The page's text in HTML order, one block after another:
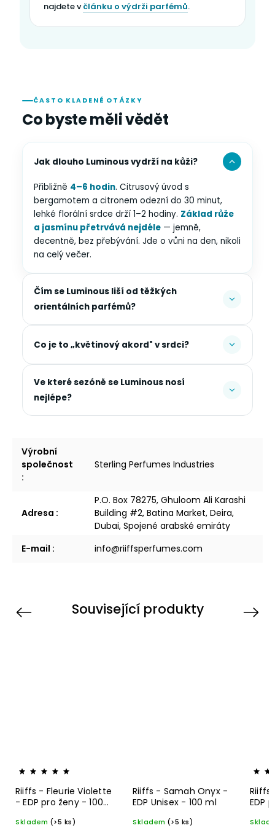
najdete včlánku o výdrži parfémů.
ČASTO KLADENÉ OTÁZKY
Co byste měli vědět
Jak dlouho Luminous vydrží na kůži?
Přibližně 4–6 hodin. Citrusový úvod s
bergamotem a citronem odezní do 30 minut,
lehké florální srdce drží 1–2 hodiny. Základ růže
a jasmínu přetrvává nejdéle — jemně,
decentně, bez přebývání. Jde o vůni na den, nikoli
na celý večer.
Čím se Luminous liší od těžkých
orientálních parfémů?
Co je to „květinový akord" v srdci?
Ve které sezóně se Luminous nosí
nejlépe?
Výrobní
společnost
:
Sterling Perfumes Industries
Adresa :
P.O. Box 78275, Ghuloom Ali Karashi
Building #2, Batina Market, Deira,
Dubai, Spojené arabské emiráty
E-mail : info@riiffsperfumes.com
Související produkty
Previous
Riiffs - Fleurie Violette
- EDP pro ženy - 100
Skladem (>5 ks)
Riiffs - Samah Onyx -
EDP Unisex - 100 ml
Skladem (>5 ks)
Riiffs
EDP
Next